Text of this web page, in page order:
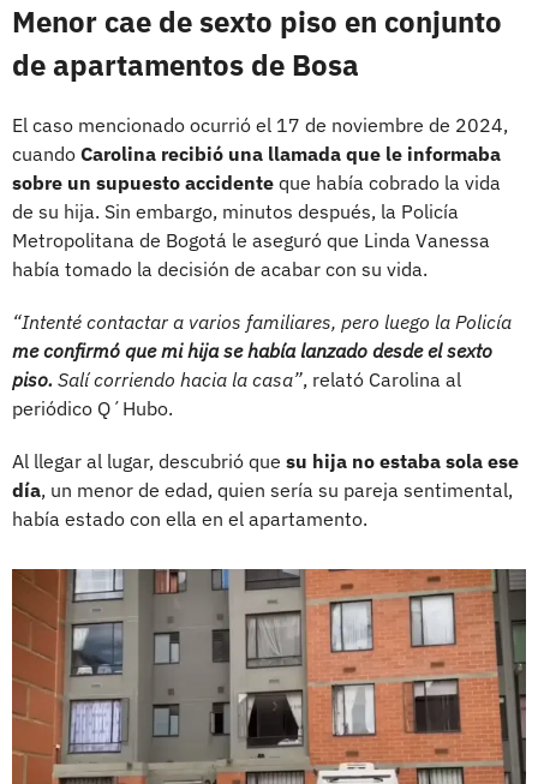
Menor cae de sexto piso en conjunto
de apartamentos de Bosa
El caso mencionado ocurrió el 17 de noviembre de 2024,
cuando Carolina recibió una llamada que le informaba
sobre un supuesto accidente que había cobrado la vida
de su hija. Sin embargo, minutos después, la Policía
Metropolitana de Bogotá le aseguró que Linda Vanessa
había tomado la decisión de acabar con su vida.
“Intenté contactar a varios familiares, pero luego la Policía
me confirmó que mi hija se había lanzado desde el sexto
piso. Salí corriendo hacia la casa”, relató Carolina al
periódico Q´Hubo.
Al llegar al lugar, descubrió que su hija no estaba sola ese
día, un menor de edad, quien sería su pareja sentimental,
había estado con ella en el apartamento.